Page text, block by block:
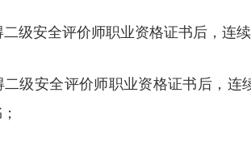
二级安全评价师职业资格证书后，连
二级安全评价师职业资格证书后，